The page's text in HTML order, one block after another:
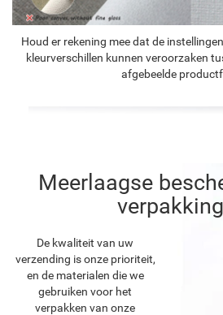
Houd er rekening mee dat de
kleurverschillen kunnen veroorzaken
afgebeelde
Meerlaagse
verpakking
De kwaliteit van uw
verzending is onze prioriteit,
en de materialen die we
gebruiken voor het
verpakken van onze